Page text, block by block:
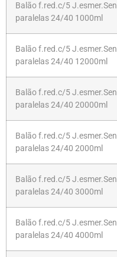
Balão f.red.c/5
paralelas 24/40 1000ml
Balão f.red.c/5
paralelas 24/40 12000ml
Balão f.red.c/5
paralelas 24/40 20000ml
Balão f.red.c/5
paralelas 24/40 2000ml
Balão f.red.c/5
paralelas 24/40 3000ml
Balão f.red.c/5
paralelas 24/40 4000ml